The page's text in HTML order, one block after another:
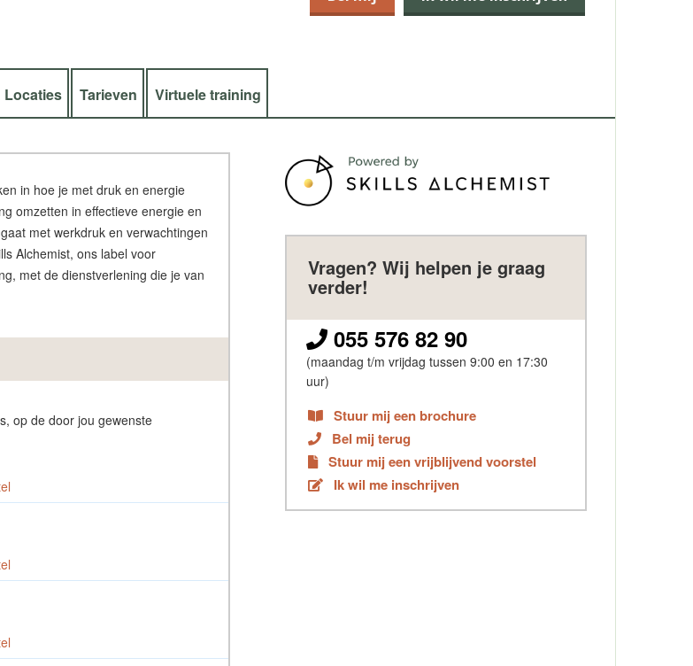
Locaties Tarieven Virtuele training
in hoe je met druk en energie
omzetten in effectieve energie en
met werkdruk en verwachtingen
Alchemist, ons label voor
met de dienstverlening die je van
op de door jou gewenste
Vragen? Wij helpen je graag
verder!
055 576 82 90
(maandag t/m vrijdag tussen 9:00 en 17:30
uur)
Stuur mij een brochure
Bel mij terug
Stuur mij een vrijblijvend voorstel
Ik wil me inschrijven